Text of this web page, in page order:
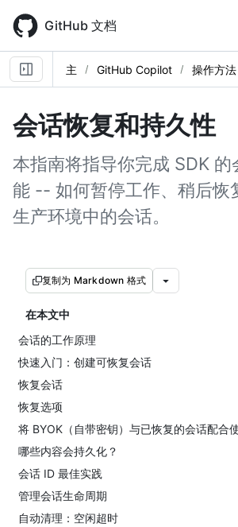
main
content
GitHub 文档
主 GitHub Copilot 操作方法
会话恢复和持久性
本指南将指导你完成 SDK 的
能 -- 如何暂停工作、稍后恢
生产环境中的会话。
复制为 Markdown 格式
在本文中
会话的工作原理
快速入门：创建可恢复会话
恢复会话
恢复选项
将 BYOK（自带密钥）与已恢复的会话配合
哪些内容会持久化？
会话 ID 最佳实践
管理会话生命周期
自动清理：空闲超时